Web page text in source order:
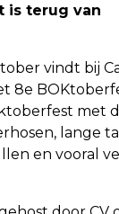
is terug van
vindt bij
8e
met
lange
en vooral